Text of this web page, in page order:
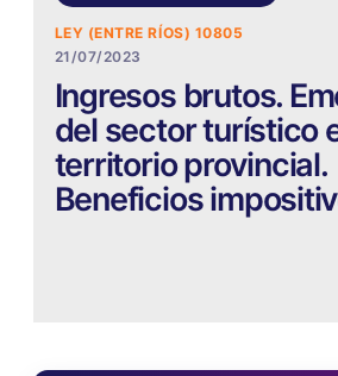
LEY (ENTRE RÍOS) 10805
21/07/2023
Ingresos brutos.
del sector turístico
territorio provincial.
Beneficios